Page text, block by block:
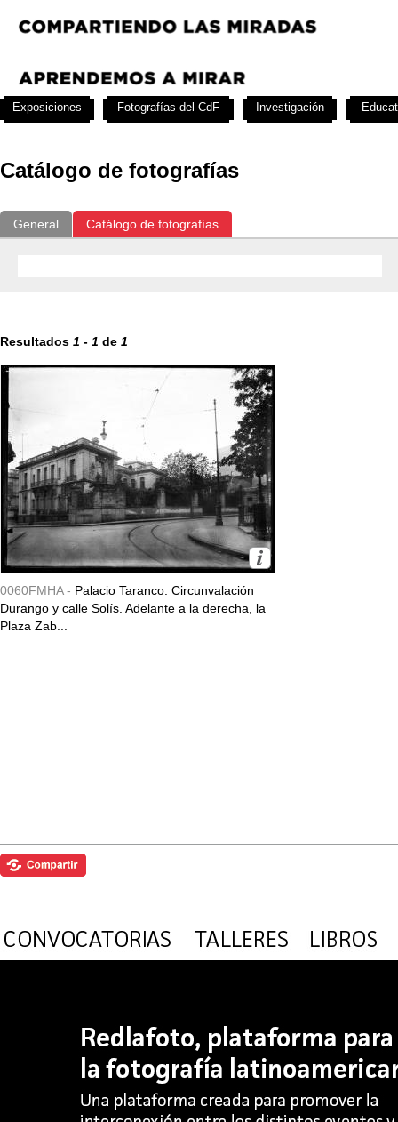
Catálogo de fotografías
General Catálogo de fotografías
Resultados 1 - 1 de 1
0060FMHA - Palacio Taranco. Circunvalación
Durango y calle Solís. Adelante a la derecha, la
Plaza Zab...
Exposiciones Fotografías del CdF Investigación